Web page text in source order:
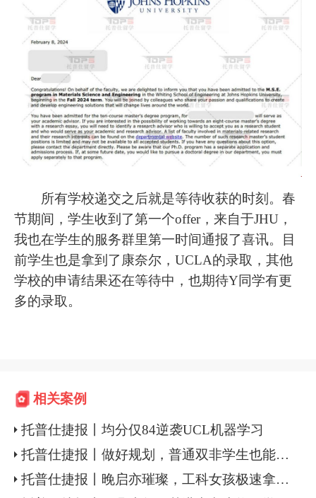
所有学校递交之后就是等待收获的时刻。春
节期间，学生收到了第一个offer，来自于JHU，
我也在学生的服务群里第一时间通报了喜讯。目
前学生也是拿到了康奈尔，UCLA的录取，其他
学校的申请结果还在等待中，也期待Y同学有更
多的录取。
相关案例
托普仕捷报丨均分仅84逆袭UCL机器学习
托普仕捷报丨做好规划，普通双非学生也能逆袭UCL
托普仕捷报丨晚启亦璀璨，工科女孩极速拿下港新名校计算机硕士